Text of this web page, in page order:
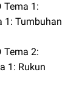
Tema 1:
1: Tumbuhan
Tema 2:
1: Rukun